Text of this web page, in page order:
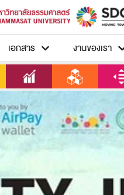
เอกสาร งานของเรา